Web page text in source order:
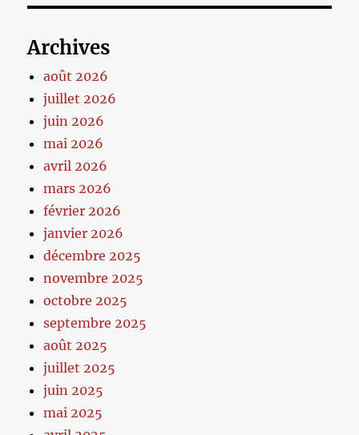
Archives
août 2026
juillet 2026
juin 2026
mai 2026
avril 2026
mars 2026
février 2026
janvier 2026
décembre 2025
novembre 2025
octobre 2025
septembre 2025
août 2025
juillet 2025
juin 2025
mai 2025